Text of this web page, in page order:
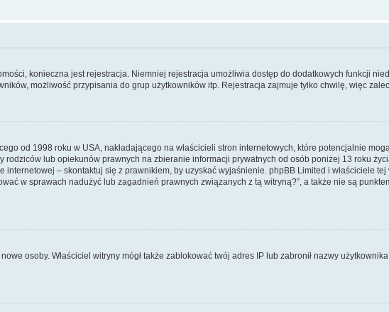
konieczna jest rejestracja. Niemniej rejestracja umożliwia dostęp do dodatkowych funkcji
możliwość przypisania do grup użytkowników itp. Rejestracja zajmuje tylko chwilę, więc
od 1998 roku w USA, nakładającego na właścicieli stron internetowych, które potencjalnie
lub opiekunów prawnych na zbieranie informacji prywatnych od osób poniżej 13 roku
– skontaktuj się z prawnikiem, by uzyskać wyjaśnienie. phpBB Limited i właściciele
w sprawach nadużyć lub zagadnień prawnych związanych z tą witryną?”, a także nie są
osoby. Właściciel witryny mógł także zablokować twój adres IP lub zabronił nazwy